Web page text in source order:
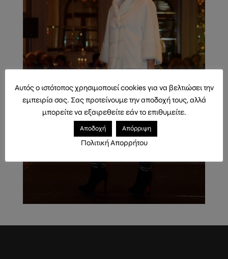
Αυτός ο ιστότοπος χρησιμοποιεί cookies για να βελτιώσει την
εμπειρία σας. Σας προτείνουμε την αποδοχή τους, αλλά
μπορείτε να εξαιρεθείτε εάν το επιθυμείτε.
Αποδοχή Απόρριψη
Πολιτική Απορρήτου